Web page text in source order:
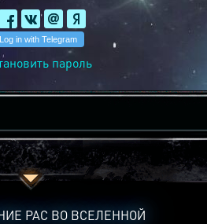
пароль
РАС ВО ВСЕЛЕННОЙ